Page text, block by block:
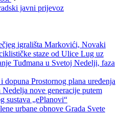
javni prijevoz
igrališta Markovići, Novaki
staze od Ulice Lug uz
Tuđmana u Svetoj Nedelji, faza
dopuna Prostornog plana uređenja
Nedelja nove generacije putem
sustava „ePlanovi“
urbane obnove Grada Svete